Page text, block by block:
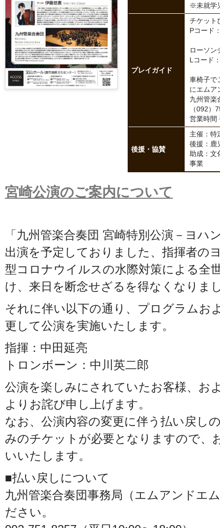
※未就学
プレイガイド
チケット
Pコード
ローソン
Lコード
車椅子で
にエムア
九州管楽
（092）
営業時間
後援・協賛
主催：特
後援：鹿
助成：文
事業
宮崎公演のご案内について
「九州管楽合奏団 宮崎特別公演－ヨハ
出演を予定しておりました、指揮者の
型コロナウイルスの水際対策による全
け、来日を断念せざるを得なくなりま
それに伴い以下の通り、プログラムお
更して公演を実施いたします。
指揮：中田延亮
トロンボーン：中川英二郎
公演を楽しみにされていたお客様、お
よりお詫び申し上げます。
なお、公演内容の変更に伴う払い戻し
みのチケットが必要となりますので、
いいたします。
■払い戻しについて
九州管楽合奏団事務局（エムアンドエ
ださい。